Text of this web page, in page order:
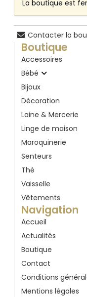
La boutique est
Contacter la
Boutique
Accessoires
Bébé
Bijoux
Décoration
Laine & Mercerie
Linge de maison
Maroquinerie
Senteurs
Thé
Vaisselle
Vêtements
Navigation
Accueil
Actualités
Boutique
Contact
Conditions
Mentions légales